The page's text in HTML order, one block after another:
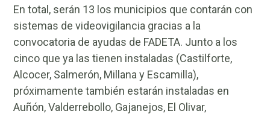
En total, serán 13 los municipios que contarán con
sistemas de videovigilancia gracias a la
convocatoria de ayudas de FADETA. Junto a los
cinco que ya las tienen instaladas (Castilforte,
Alcocer, Salmerón, Millana y Escamilla),
próximamente también estarán instaladas en
Auñón, Valderrebollo, Gajanejos, El Olivar,